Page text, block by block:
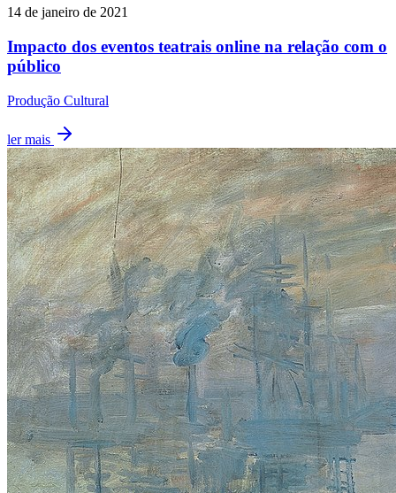
14 de janeiro de 2021
Impacto dos eventos teatrais online na relação com o
público
Produção Cultural
ler mais